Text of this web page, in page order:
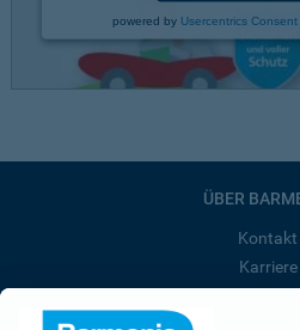
powered by Usercentrics
ÜBER
Kontakt
Karriere